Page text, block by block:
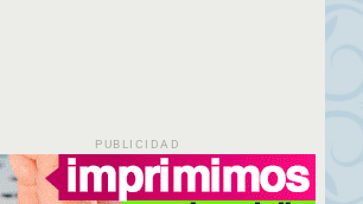
PUBLICIDAD